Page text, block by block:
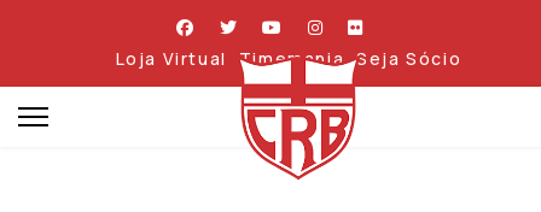
Loja Virtual Timemania Seja Sócio